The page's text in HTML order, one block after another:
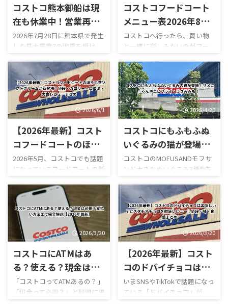
コストコ熊本御船は現
在も休業中！営業再開
はいつ？地震後の店
内・ガスステーション
営業時間まとめ
2026年7月28日に熊本県で発生
した最大震度7の地震を受け、
コストコ熊本御船倉庫店は現
在も臨時休業しています。
「今日コストコ熊本はやって
る？」 「営業再開はいつ？」
「店内はどうなっている？」
「ガソリンだけ入れられ
る？」 「フードコートは使え
る？」 と気になっている人も
多いのではないでしょうか。
点では熊本御船倉庫店の売り
場は営業再開しておらず、再開
日も正式発表されていませ
ん。 一方で、併設するガスス
テーションは7月29日から営業
を再開しており、午前9時～午
後8時で営業し ...
コストコフードコート
メニュー表2026年8月
版！最新価格・新作・
おすすめ52選
コストコへ行ったら、買い物
と一緒に楽しみたいのがフー
ドコートです。 180円のホット
ドッグをはじめ、巨大なピザ
やプルコギベイク、ソフトクリ
ーム、季節限定スムージーな
ど、コストコならではのボリュ
ーム満点メニューが並んでいま
す。 しかも2026年は新作がか
なり豊富。 現在は、 サーモン
ポキロール ボロネーゼポテト
セージカルッツォーネ クロワ
ッサンハム＆チーズ ほうじ茶
ソフトクリーム カンタロープ
メロンスムージー など、以前
にはなかったメニューも登場
しています。2026年8月3日に
...
2026/6/1
【2026年最新】コスト
コフードコートのほう
じ茶ソフトクリームが
新登場！値段・カロリ
ー・口コミ・実食レビ
ューまとめ
2026年5月、コストコでも話題
になっているフードコートの新
作スイーツ「ほうじ茶ソフト
クリーム」が登場しました！
ほうじ茶好きにはたまらない
和スイーツで、販売開始直後か
らSNSでも話題になっていま
す。 今回は実際に食べた感想
をもとに、 値段 カロリー予想
味の特徴 ミックスとの違い 口
コミ評判 おすすめ度 まで徹底
ている方はぜひ参考にしてく
ださい。 写真付きのレビュー
2026/4/20
コストコにもふもふぬ
いぐるみの猫が登場！
サメにゃんやエビフラ
イ・うさみみも！
コストコのMOFUSANDモフサ
ンド大きなぬいぐるみ3種類を
徹底解説｜値段・種類・口コ
ミ感想まとめ コストコ新商
品・おもちゃレビュー コスト
コのMOFUSANDモフサンド大
きなぬいぐるみ3種類を徹底解
説！値段・種類・おすすめポ
イントまとめ コストコのおも
ちゃコーナーで見かけるとつい
足を止めてしまう、
大きなぬいぐるみ。この記事
では、コストコで販売されて
2026/3/20
コストコにATMはあ
る？使える？現金は必
要？支払い方法まで完
全解説【2026年最新】
「コストコってATMあるの？」
「現金って必要？」と疑問に思
ったことはありませんか？ 結
2026/3/20
【2026年最新】コスト
コのドバイチョコは美
味しい？ピスタチオチ
ョコを徹底レビュー！
いまSNSやTikTokで話題になっ
ている「ドバイチョコ」が、
ついにコストコでも販売され